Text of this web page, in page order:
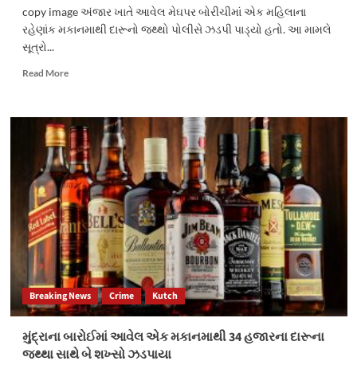
copy image અંજાર ખાતે આવેલ મેઘપર બોરીચીમાં એક મહિલાના
રહેણાંક મકાનમાથી દારૂનો જથ્થો પોલીસે ઝડપી પાડ્યો હતો. આ મામલે
સૂત્રો...
Read MoreRead
અંજાર
ખાતે
આવેલ
મેઘપર
બોરીચીમાં
એક
મહિલાના
રહેણાંક
મકાનમાથી
દારૂનો
જથ્થો
પોલીસે
ઝડપ્યો
:
મહિલા
ફરાર
Breaking News Crime Kutch
મુંદ્રાના બારોઈમાં આવેલ એક મકાનમાથી 34 હજારના દારૂના
જથ્થા સાથે બે શખ્સો ઝડપાયા